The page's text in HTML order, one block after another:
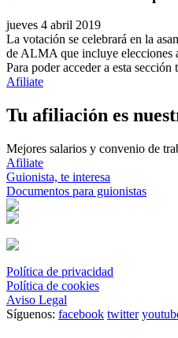
jueves 4 abril 2019
La votación se celebrará en la
de ALMA que incluye
Para poder acceder a esta sección
Afiliate
Tu afiliación es
Mejores salarios y convenio de
Afiliate
Guionista, te interesa
Documentos para guionistas
Política de privacidad
Política de cookies
Aviso Legal
Síguenos: facebook twitter